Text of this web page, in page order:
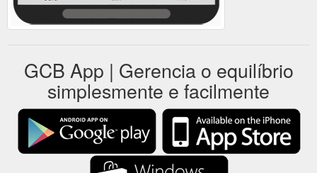
GCB App | Gerencia o equilíbrio
simplesmente e facilmente